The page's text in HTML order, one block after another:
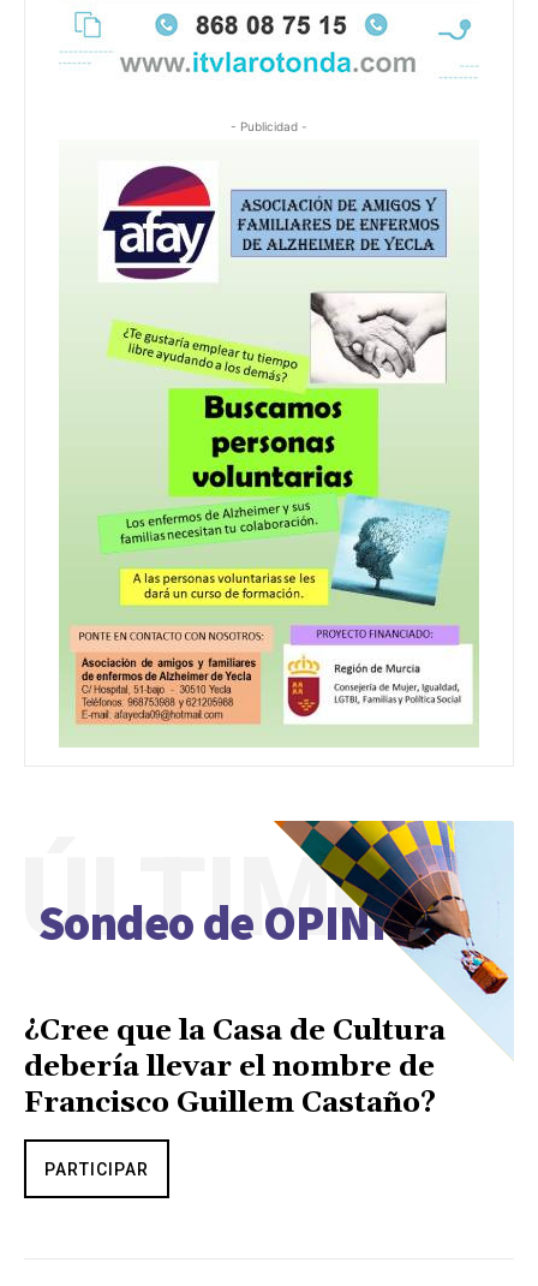
- Publicidad -
Sondeo de OPINIÓN
ÚLTIMO
¿Cree que la Casa de Cultura
debería llevar el nombre de
Francisco Guillem Castaño?
PARTICIPAR